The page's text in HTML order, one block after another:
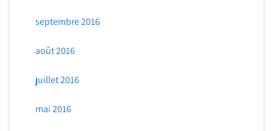
septembre 2016
août 2016
juillet 2016
mai 2016